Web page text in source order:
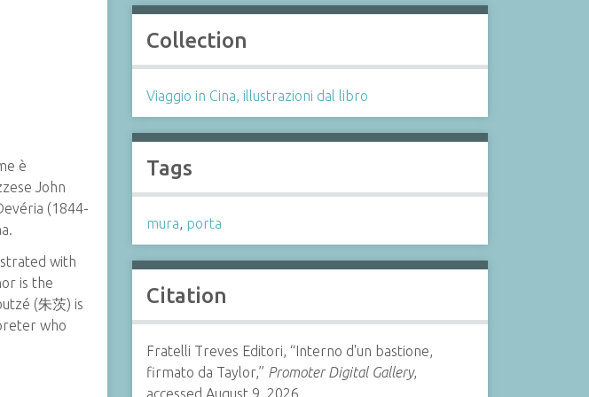
è
John
(1844-
with
is the
(朱茨) is
who
Collection
Viaggio in Cina, illustrazioni dal libro
Tags
mura, porta
Citation
Fratelli Treves Editori, “Interno d'un bastione,
firmato da Taylor,” Promoter Digital Gallery,
accessed August 9, 2026,